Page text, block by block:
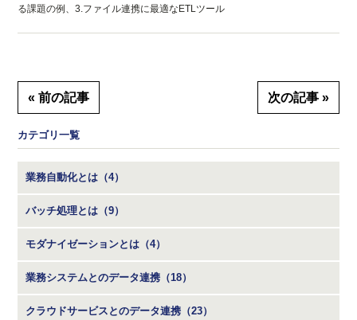
る課題の例、3.ファイル連携に最適なETLツール
« 前の記事 次の記事 »
カテゴリ一覧
業務自動化とは（4）
バッチ処理とは（9）
モダナイゼーションとは（4）
業務システムとのデータ連携（18）
クラウドサービスとのデータ連携（23）